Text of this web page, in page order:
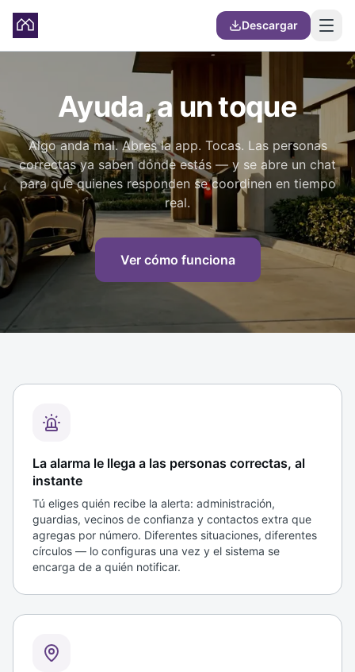
Descargar
Ayuda, a un toque
Algo anda mal. Abres la app. Tocas. Las personas
correctas ya saben dónde estás — y se abre un chat
para que quienes responden se coordinen en tiempo
real.
Ver cómo funciona
La alarma le llega a las personas correctas, al
instante
Tú eliges quién recibe la alerta: administración,
guardias, vecinos de confianza y contactos extra que
agregas por número. Diferentes situaciones, diferentes
círculos — lo configuras una vez y el sistema se
encarga de a quién notificar.